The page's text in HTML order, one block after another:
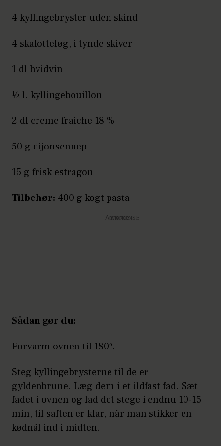
4 kyllingebryster uden skind
4 skalotteløg, i tynde skiver
1 dl hvidvin
½ l. kyllingebouillon
2 dl creme fraiche 18 %
50 g dijonsennep
15 g frisk estragon
Tilbehør: 400 g kogt pasta
Annonce
Sådan gør du:
Forvarm ovnen til 180º.
Steg kyllingebrysterne til de er
gyldenbrune. Læg dem i et ildfast fad. Sæt
fadet i ovnen og lad det stege i endnu 10-15
min, til saften er klar, når man stikker en
kødnål ind i midten.